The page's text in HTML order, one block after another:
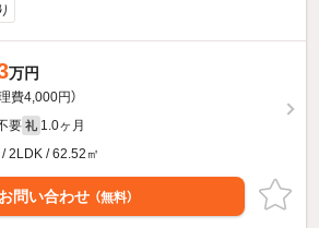
万円
理費4,000円）
要 礼 1.0ヶ月
2LDK / 62.52㎡
お問い合わせ （無料）